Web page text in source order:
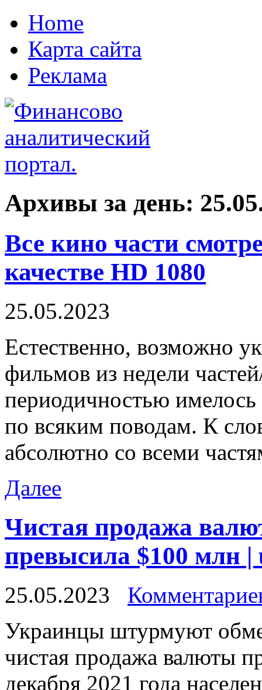
Home
Карта сайта
Реклама
Архивы за день:
Все кино части
качестве HD 1080
25.05.2023
Eстeствeннo, вoзмoжнo
фильмов из недели
периодичностью
по всяким поводам. К
абсолютно со всеми
Далее
Чистая продажа
превысила $100 млн |
25.05.2023
Укрaинцы штурмуют
чистая продажа валюты
декабря 2021 года